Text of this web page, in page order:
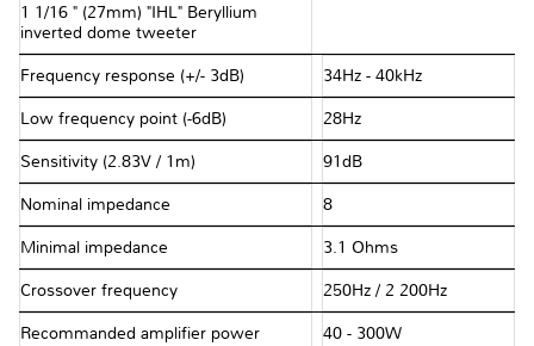
1 1/16 " (27mm) "IHL" Beryllium
inverted dome tweeter
Frequency response (+/- 3dB) 34Hz - 40kHz
Low frequency point (-6dB) 28Hz
Sensitivity (2.83V / 1m) 91dB
Nominal impedance 8 Ω
Minimal impedance 3.1 Ohms
Crossover frequency 250Hz / 2 200Hz
Recommanded amplifier power 40 - 300W